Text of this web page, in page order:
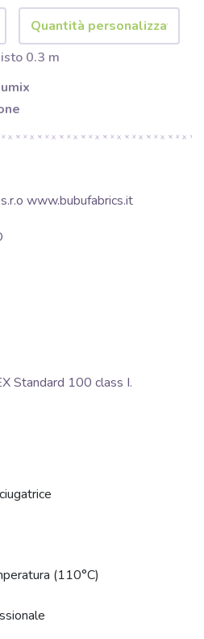
0.3 m
www.bubufabrics.it
Standard 100 class I.
(110°C)